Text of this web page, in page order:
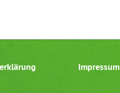
Impressum